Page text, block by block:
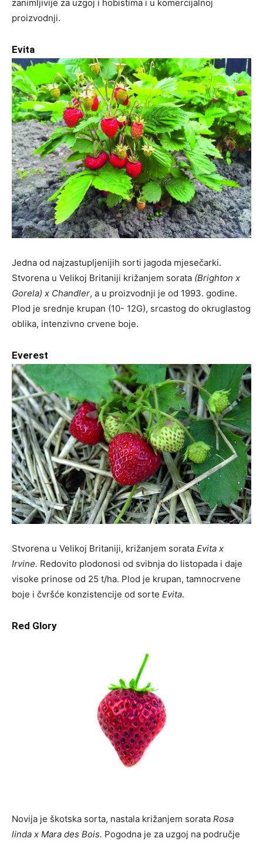
zanimljivije za uzgoj i hobistima i u komercijalnoj
proizvodnji.
Evita
Jedna od najzastupljenijih sorti jagoda mjesečarki.
Stvorena u Velikoj Britaniji križanjem sorata (Brighton x
Gorela) x Chandler, a u proizvodnji je od 1993. godine.
Plod je srednje krupan (10- 12G), srcastog do okruglastog
oblika, intenzivno crvene boje.
Everest
Stvorena u Velikoj Britaniji, križanjem sorata Evita x
Irvine. Redovito plodonosi od svibnja do listopada i daje
visoke prinose od 25 t/ha. Plod je krupan, tamnocrvene
boje i čvršće konzistencije od sorte Evita.
Red Glory
Novija je škotska sorta, nastala križanjem sorata Rosa
linda x Mara des Bois. Pogodna je za uzgoj na područje